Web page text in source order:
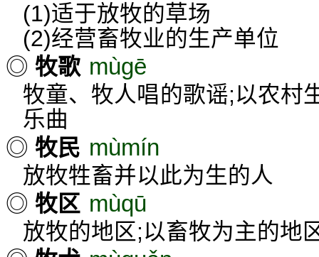
(1)适于放牧的草场
(2)经营畜牧业的生产单位
◎ 牧歌 mùgē
牧童、牧人唱的歌谣;以农村
乐曲
◎ 牧民 mùmín
放牧牲畜并以此为生的人
◎ 牧区 mùqū
放牧的地区;以畜牧为主的地